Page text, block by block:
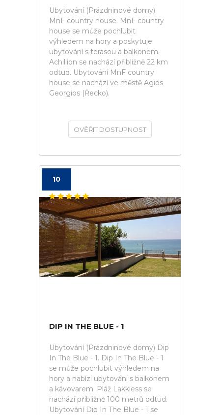
Ubytování (Prázdninové domy)
MnF country house. MnF country
house se může pochlubit
výhledem na hory a poskytuje
ubytování s terasou a balkonem.
Achillion se nachází přibližně 22 km
odtud. Ubytování MnF country
house se nachází ve městě Agios
Georgios (Řecko).
OVĚŘIT DOSTUPNOST
10
DIP IN THE BLUE - 1
Ubytování (Prázdninové domy) Dip
In The Blue - 1. Dip In The Blue - 1
se může pochlubit výhledem na
hory a nabízí ubytování s balkonem
a kávovarem. Pláž Lakkiess se
nachází přibližně 100 metrů odtud.
Ubytování Dip In The Blue - 1 se